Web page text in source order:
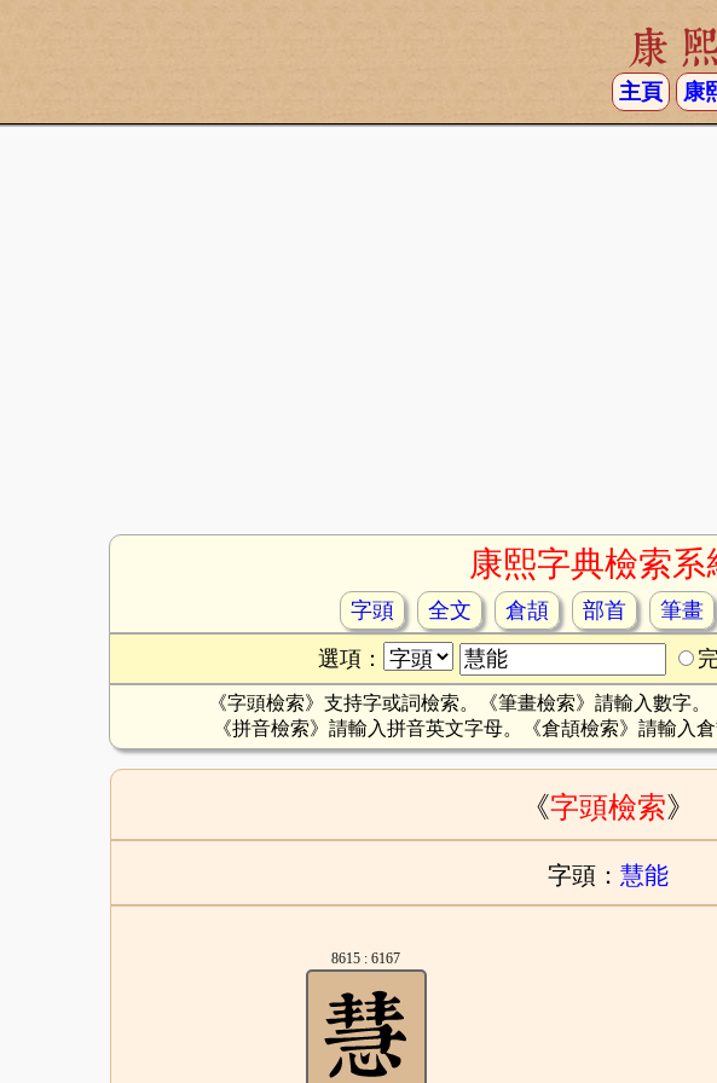
康
主頁 康
康熙字典檢索系
字頭 全文 倉頡 部首 筆畫
選項：
《字頭檢索》支持字或詞檢索。《筆畫檢索》請輸入數字
《拼音檢索》請輸入拼音英文字母。《倉頡檢索》請輸入
《字頭檢索》
字頭： 慧能
8615 : 6167